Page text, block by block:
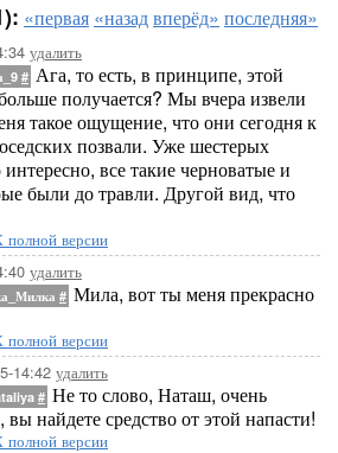
«первая «назадвперёд» последняя»
удалить
# Ага, то есть, в принципе, этой
получается? Мы вчера извели
такое ощущение, что они сегодня к
позвали. Уже шестерых
все такие черноватые и
были до травли. Другой вид, что
полной версии
удалить
# Мила, вот ты меня прекрасно
полной версии
14:42 удалить
# Не то слово, Наташ, очень
найдете средство от этой напасти!
полной версии